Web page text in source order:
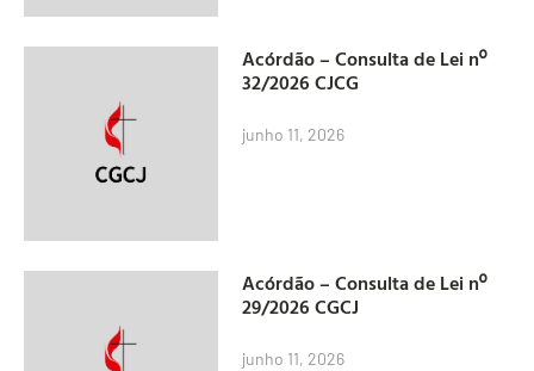
Acórdão – Consulta de Lei nº
32/2026 CJCG
junho 11, 2026
Acórdão – Consulta de Lei nº
29/2026 CGCJ
junho 11, 2026